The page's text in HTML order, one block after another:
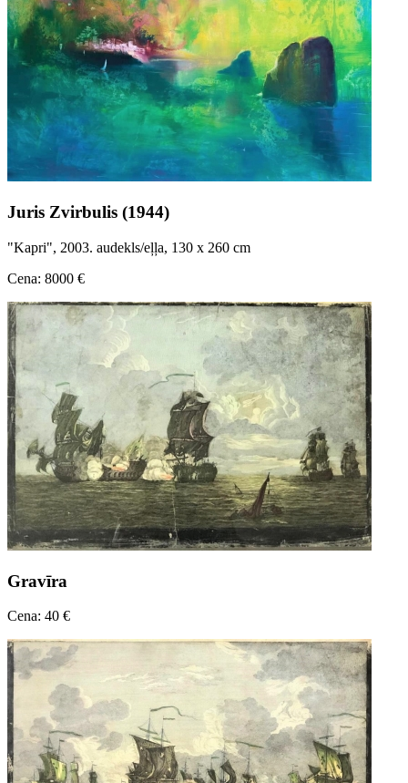
Juris Zvirbulis (1944)
"Kapri", 2003. audekls/eļļa, 130 x 260 cm
Cena: 8000 €
Gravīra
Cena: 40 €